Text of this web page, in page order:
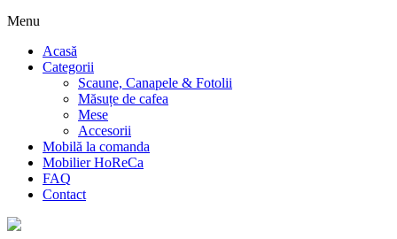
Menu
Acasă
Categorii
Scaune, Canapele & Fotolii
Măsuțe de cafea
Mese
Accesorii
Mobilă la comanda
Mobilier HoReCa
FAQ
Contact